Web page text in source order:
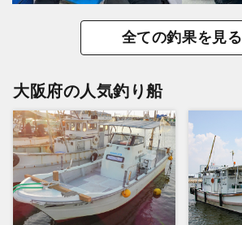
全ての釣果を見る
大阪府の人気釣り船